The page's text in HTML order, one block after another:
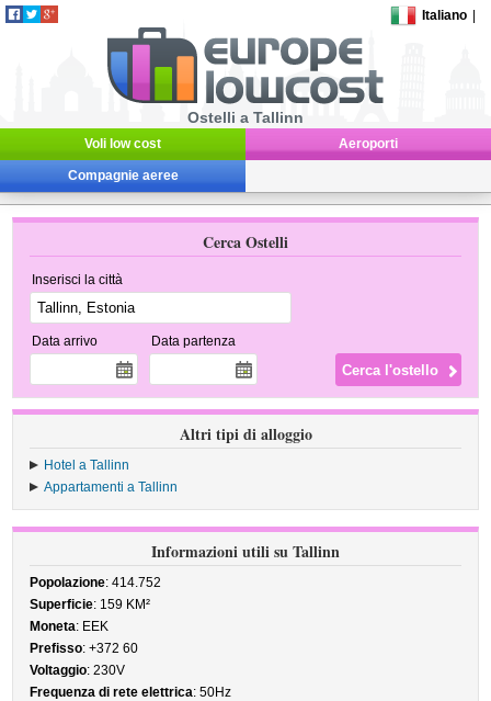
Italiano
Ostelli a Tallinn
Voli low cost Aeroporti
Compagnie aeree
Cerca Ostelli
Inserisci la città
Data arrivo Data partenza
Altri tipi di alloggio
Hotel a Tallinn
Appartamenti a Tallinn
Informazioni utili su Tallinn
Popolazione: 414.752
Superficie: 159 KM²
Moneta: EEK
Prefisso: +372 60
Voltaggio: 230V
Frequenza di rete elettrica: 50Hz